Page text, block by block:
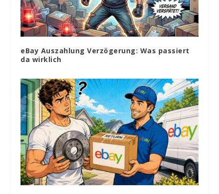
eBay Auszahlung Verzögerung: Was passiert
da wirklich